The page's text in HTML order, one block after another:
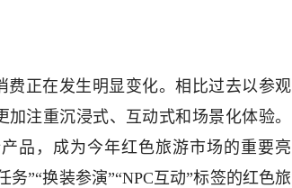
费正在发生明显变化。相比过去以参观
注重沉浸式、互动式和场景化体验。
品，成为今年红色旅游市场的重要亮
”“换装参演”“NPC互动”标签的红色旅